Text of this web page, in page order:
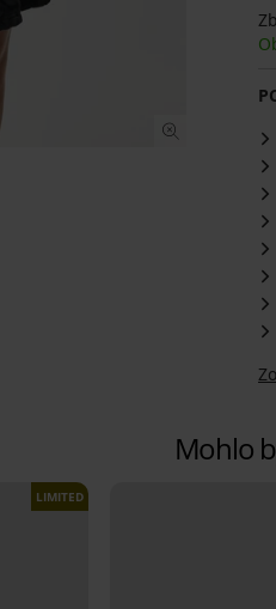
Mohlo
LIMITED